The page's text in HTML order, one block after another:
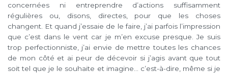
concernées ni entreprendre d’actions suffisamment
régulières ou, disons, directes, pour que les choses
changent. Et quand j’essaie de le faire, j’ai parfois l’impression
que c’est dans le vent car je m’en excuse presque. Je suis
trop perfectionniste, j’ai envie de mettre toutes les chances
de mon côté et ai peur de décevoir si j’agis avant que tout
soit tel que je le souhaite et imagine… c’est-à-dire, même si je